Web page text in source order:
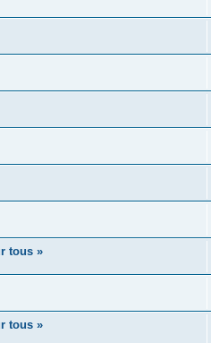
tous »
tous »